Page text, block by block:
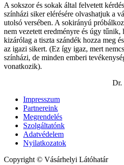
A sokszor és sokak által felvetett
színházi siker elérésére olvashatjuk a
utolsó versében. A sokirányú
nem vezetett eredményre és úgy tűnik,
kizárólag a tiszta szándék hozza meg
az igazi sikert. (Ez így igaz, mert
színházi, de minden emberi
vonatkozik).
Dr.
Impresszum
Partnereink
Megrendelés
Szolgáltatónk
Adatvédelem
Nyilatkozatok
Copyright © Vásárhelyi Látóhatár